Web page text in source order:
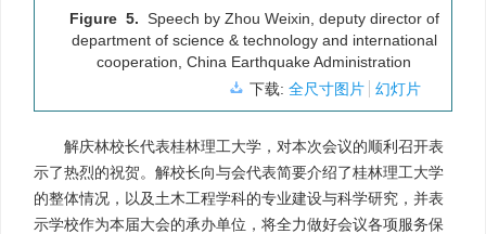
Figure 5. Speech by Zhou Weixin, deputy director of
department of science & technology and international
cooperation, China Earthquake Administration
下载: 全尺寸图片 幻灯片
解庆林校长代表桂林理工大学，对本次会议的顺利召开表
示了热烈的祝贺。解校长向与会代表简要介绍了桂林理工大学
的整体情况，以及土木工程学科的专业建设与科学研究，并表
示学校作为本届大会的承办单位，将全力做好会议各项服务保